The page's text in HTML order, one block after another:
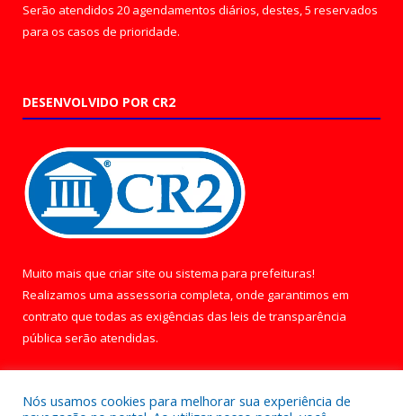
Serão atendidos 20 agendamentos diários, destes, 5 reservados
para os casos de prioridade.
DESENVOLVIDO POR CR2
Muito mais que criar site ou sistema para prefeituras!
Realizamos uma assessoria completa, onde garantimos em
contrato que todas as exigências das leis de transparência
pública serão atendidas.
Nós usamos cookies para melhorar sua experiência de